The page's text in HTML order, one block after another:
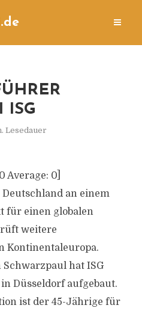
ISG
Lesedauer
0 Average: 0]
an einem
für einen globalen
weitere
Kontinentaleuropa.
hat ISG
Düsseldorf aufgebaut.
ist der 45-Jährige für